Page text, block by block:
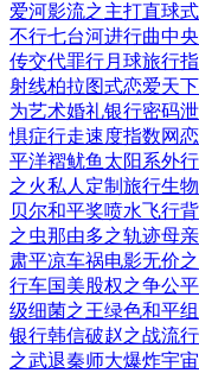
爱河影流之主打直球
不行七台河进行曲中
传交代罪行月球旅行
射线柏拉图式恋爱天
为艺术婚礼银行密码
惧症行走速度指数网
平洋褶鱿鱼 太阳系外
之火私人定制旅行生
贝尔和平奖喷水飞行
之虫那由多之轨迹母
肃平凉车祸电影无价
行车国美股权之争公
级细菌之王绿色和平
银行韩信破赵之战流
之武退秦师大爆炸宇